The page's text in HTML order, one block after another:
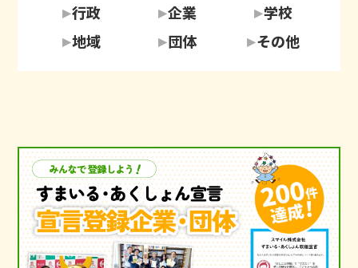
行政 企業
学校
地域
団体 その他